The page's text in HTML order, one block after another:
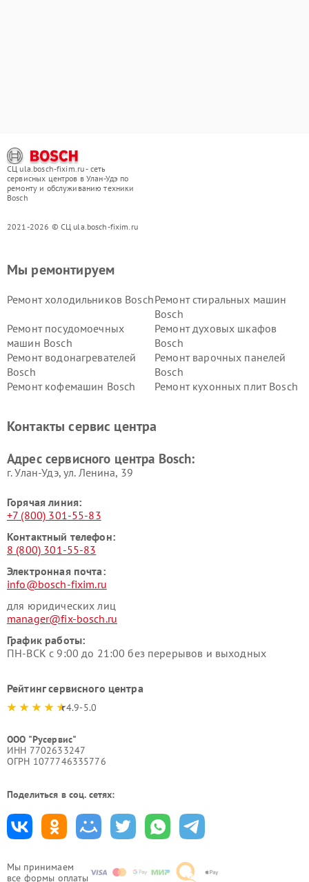
СЦ ula.bosch-fixim.ru - сеть
сервисных центров в Улан-Удэ по
ремонту и обслуживанию техники
Bosch
2021-2026 © СЦ ula.bosch-fixim.ru
Мы принимаем
все формы оплаты
Мы ремонтируем
Ремонт холодильников BoschРемонт стиральных машин
Bosch
Ремонт посудомоечных
машин Bosch
Ремонт духовых шкафов
Bosch
Ремонт водонагревателей
Bosch
Ремонт варочных панелей
Bosch
Ремонт кофемашин Bosch
Ремонт кухонных плит Bosch
Ремонт сушильных автоматовРемонт морозильных камер
Контакты сервис центра
Адрес сервисного центра Bosch:
г. Улан-Удэ, ул. Ленина, 39
Горячая линия:
+7 (800) 301-55-83
Контактный телефон:
8 (800) 301-55-83
Электронная почта:
info@bosch-fixim.ru
для юридических лиц
manager@fix-bosch.ru
График работы:
ПН-ВСК с 9:00 до 21:00 без перерывов и выходных
Рейтинг сервисного центра
4.9-5.0
ООО "Русервис"
ИНН 7702633247
ОГРН 1077746335776
Поделиться в соц. сетях: